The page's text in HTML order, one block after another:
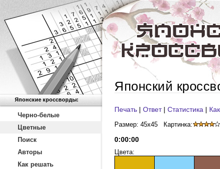
Японские кроссворды:
Черно-белые
Цветные
Поиск
Авторы
Как решать
Японский
Печать | Ответ| Статистика |
Размер: 45x45 Картинка:
0:00:00
Цвета: